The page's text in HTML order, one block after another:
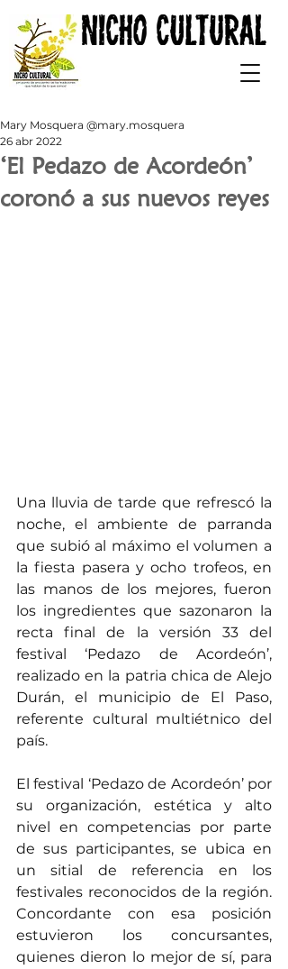
‘El Pedazo de Acordeón’
coronó a sus nuevos reyes
Mary Mosquera @mary.mosquera
26 abr 2022
Una lluvia de tarde que refrescó la
noche, el ambiente de parranda
que subió al máximo el volumen a
la fiesta pasera y ocho trofeos, en
las manos de los mejores, fueron
los ingredientes que sazonaron la
recta final de la versión 33 del
festival ‘Pedazo de Acordeón’,
realizado en la patria chica de Alejo
Durán, el municipio de El Paso,
referente cultural multiétnico del
país.
El festival ‘Pedazo de Acordeón’ por
su organización, estética y alto
nivel en competencias por parte
de sus participantes, se ubica en
un sitial de referencia en los
festivales reconocidos de la región.
Concordante con esa posición
estuvieron los concursantes,
quienes dieron lo mejor de sí, para